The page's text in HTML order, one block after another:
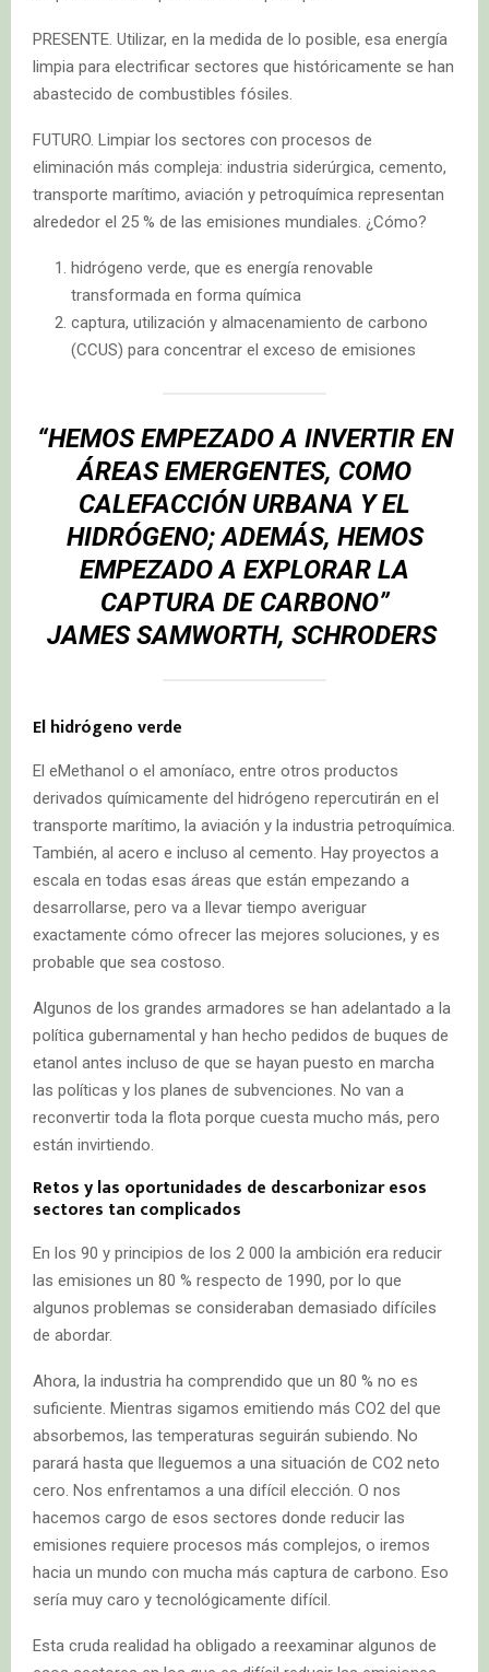
PRESENTE. Utilizar, en la medida de lo posible, esa energía
limpia para electrificar sectores que históricamente se han
abastecido de combustibles fósiles.
FUTURO. Limpiar los sectores con procesos de
eliminación más compleja: industria siderúrgica, cemento,
transporte marítimo, aviación y petroquímica representan
alrededor el 25 % de las emisiones mundiales. ¿Cómo?
hidrógeno verde, que es energía renovable
transformada en forma química
captura, utilización y almacenamiento de carbono
(CCUS) para concentrar el exceso de emisiones
“HEMOS EMPEZADO A INVERTIR EN
ÁREAS EMERGENTES, COMO
CALEFACCIÓN URBANA Y EL
HIDRÓGENO; ADEMÁS, HEMOS
EMPEZADO A EXPLORAR LA
CAPTURA DE CARBONO”
JAMES SAMWORTH, SCHRODERS
El hidrógeno verde
El eMethanol o el amoníaco, entre otros productos
derivados químicamente del hidrógeno repercutirán en el
transporte marítimo, la aviación y la industria petroquímica.
También, al acero e incluso al cemento. Hay proyectos a
escala en todas esas áreas que están empezando a
desarrollarse, pero va a llevar tiempo averiguar
exactamente cómo ofrecer las mejores soluciones, y es
probable que sea costoso.
Algunos de los grandes armadores se han adelantado a la
política gubernamental y han hecho pedidos de buques de
etanol antes incluso de que se hayan puesto en marcha
las políticas y los planes de subvenciones. No van a
reconvertir toda la flota porque cuesta mucho más, pero
están invirtiendo.
Retos y las oportunidades de descarbonizar esos
sectores tan complicados
En los 90 y principios de los 2 000 la ambición era reducir
las emisiones un 80 % respecto de 1990, por lo que
algunos problemas se consideraban demasiado difíciles
de abordar.
Ahora, la industria ha comprendido que un 80 % no es
suficiente. Mientras sigamos emitiendo más CO2 del que
absorbemos, las temperaturas seguirán subiendo. No
parará hasta que lleguemos a una situación de CO2 neto
cero. Nos enfrentamos a una difícil elección. O nos
hacemos cargo de esos sectores donde reducir las
emisiones requiere procesos más complejos, o iremos
hacia un mundo con mucha más captura de carbono. Eso
sería muy caro y tecnológicamente difícil.
Esta cruda realidad ha obligado a reexaminar algunos de